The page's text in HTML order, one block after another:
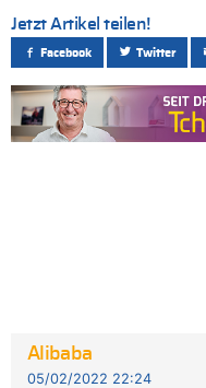
Jetzt Artikel teilen!
Facebook Twitter
Alibaba
05/02/2022 22:24